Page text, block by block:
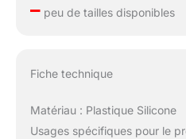
–peu de tailles disponibles
Fiche technique
Matériau : Plastique Silicone
Usages spécifiques pour le